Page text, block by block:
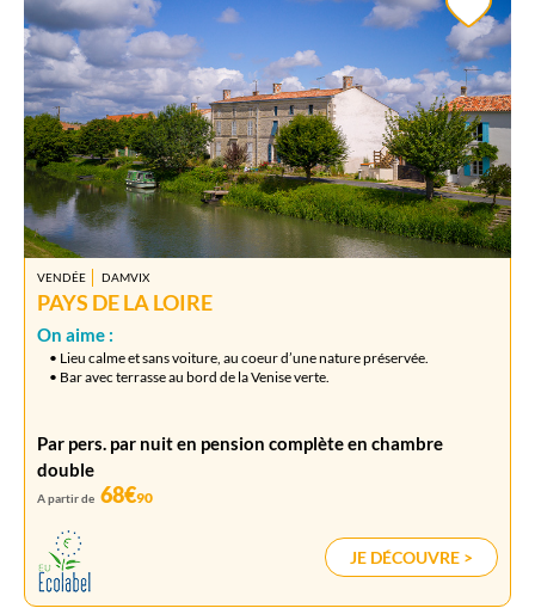
VENDÉE DAMVIX
PAYS DE LA LOIRE
On aime :
• Lieu calme et sans voiture, au coeur d’une nature préservée.
• Bar avec terrasse au bord de la Venise verte.
Par pers. par nuit en pension complète en chambre
double
A partir de 68€90
JE DÉCOUVRE >